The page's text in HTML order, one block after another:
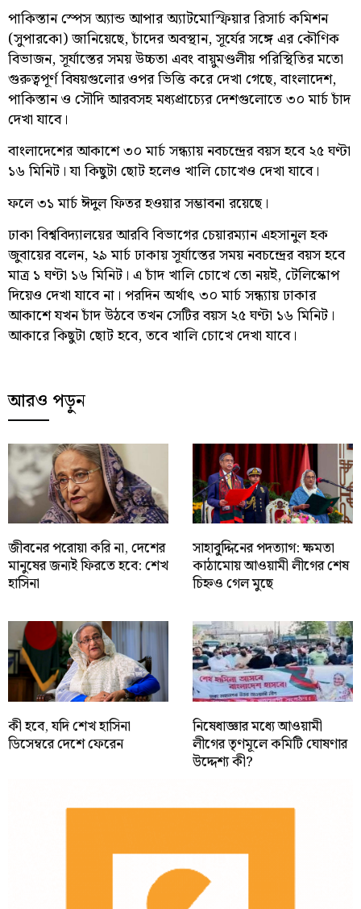
পাকিস্তান স্পেস অ্যান্ড আপার অ্যাটমোস্ফিয়ার রিসার্চ কমিশন
(সুপারকো) জানিয়েছে, চাঁদের অবস্থান, সূর্যের সঙ্গে এর কৌণিক
বিভাজন, সূর্যাস্তের সময় উচ্চতা এবং বায়ুমণ্ডলীয় পরিস্থিতির মতো
গুরুত্বপূর্ণ বিষয়গুলোর ওপর ভিত্তি করে দেখা গেছে, বাংলাদেশ,
পাকিস্তান ও সৌদি আরবসহ মধ্যপ্রাচ্যের দেশগুলোতে ৩০ মার্চ চাঁদ
দেখা যাবে।
বাংলাদেশের আকাশে ৩০ মার্চ সন্ধ্যায় নবচন্দ্রের বয়স হবে ২৫ ঘণ্টা
১৬ মিনিট। যা কিছুটা ছোট হলেও খালি চোখেও দেখা যাবে।
ফলে ৩১ মার্চ ঈদুল ফিতর হওয়ার সম্ভাবনা রয়েছে।
ঢাকা বিশ্ববিদ্যালয়ের আরবি বিভাগের চেয়ারম্যান এহসানুল হক
জুবায়ের বলেন, ২৯ মার্চ ঢাকায় সূর্যাস্তের সময় নবচন্দ্রের বয়স হবে
মাত্র ১ ঘণ্টা ১৬ মিনিট। এ চাঁদ খালি চোখে তো নয়ই, টেলিস্কোপ
দিয়েও দেখা যাবে না। পরদিন অর্থাৎ ৩০ মার্চ সন্ধ্যায় ঢাকার
আকাশে যখন চাঁদ উঠবে তখন সেটির বয়স ২৫ ঘণ্টা ১৬ মিনিট।
আকারে কিছুটা ছোট হবে, তবে খালি চোখে দেখা যাবে।
আরও পড়ুন
জীবনের পরোয়া করি না, দেশের
মানুষের জন্যই ফিরতে হবে: শেখ
হাসিনা
সাহাবু্দ্দিনের পদত্যাগ: ক্ষমতা
কাঠামোয় আওয়ামী লীগের শেষ
চিহ্নও গেল মুছে
কী হবে, যদি শেখ হাসিনা
ডিসেম্বরে দেশে ফেরেন
নিষেধাজ্ঞার মধ্যে আওয়ামী
লীগের তৃণমূলে কমিটি ঘোষণার
উদ্দেশ্য কী?